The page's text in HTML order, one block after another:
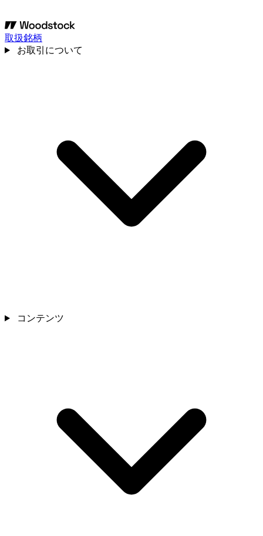
取扱銘柄
お取引について
コンテンツ